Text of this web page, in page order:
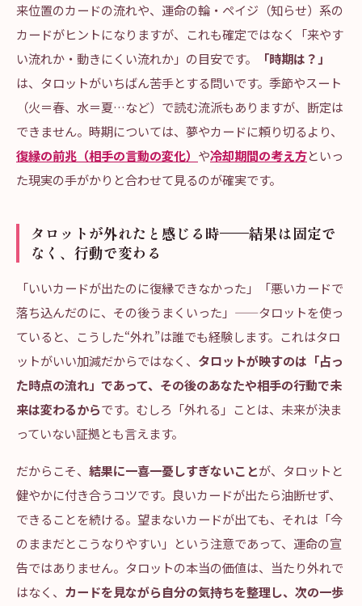
来位置のカードの流れや、運命の輪・ペイジ（知らせ）系の
カードがヒントになりますが、これも確定ではなく「来やす
い流れか・動きにくい流れか」の目安です。
「時期は？」
は、タロットがいちばん苦手とする問いです。季節やスート
（火＝春、水＝夏…など）で読む流派もありますが、断定は
できません。時期については、夢やカードに頼り切るより、
復縁の前兆（相手の言動の変化） や冷却期間の考え方といっ
た現実の手がかりと合わせて見るのが確実です。
タロットが外れたと感じる時——結果は固定で
なく、行動で変わる
「いいカードが出たのに復縁できなかった」「悪いカードで
落ち込んだのに、その後うまくいった」——タロットを使っ
ていると、こうした“外れ”は誰でも経験します。これはタロ
ットがいい加減だからではなく、 タロットが映すのは「占っ
た時点の流れ」であって、その後のあなたや相手の行動で未
来は変わるからです。むしろ「外れる」ことは、未来が決ま
っていない証拠とも言えます。
だからこそ、 結果に一喜一憂しすぎないことが、タロットと
健やかに付き合うコツです。良いカードが出たら油断せず、
できることを続ける。望まないカードが出ても、それは「今
のままだとこうなりやすい」という注意であって、運命の宣
告ではありません。タロットの本当の価値は、当たり外れで
はなく、 カードを見ながら自分の気持ちを整理し、次の一歩